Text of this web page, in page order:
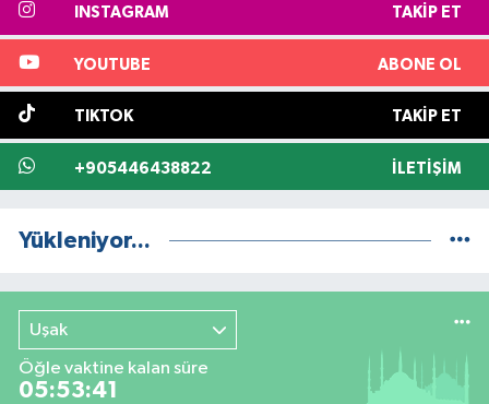
INSTAGRAM TAKIP ET
YOUTUBE ABONE OL
TIKTOK TAKIP ET
+905446438822 İLETIŞIM
Yükleniyor...
Uşak
Öğle vaktine kalan süre
05:53:40